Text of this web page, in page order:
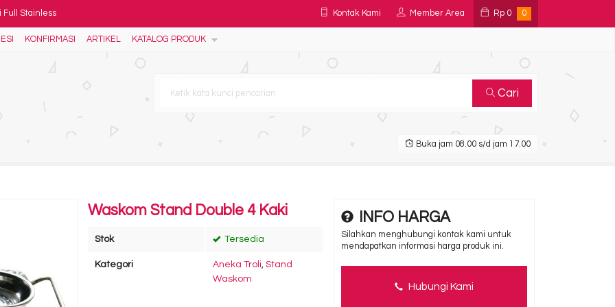
Full Stainless
ABS
- Laundry Trolle
Kontak Kami Member Area Rp 0 0
KONFIRMASI ARTIKEL KATALOG PRODUK
Cari
Buka jam 08.00 s/d jam 17.00
Waskom Stand Double 4 Kaki
Stok Tersedia
Kategori Aneka Troli, Stand
Waskom
INFO HARGA
Silahkan menghubungi kontak kami untuk
mendapatkan informasi harga produk ini.
Hubungi Kami